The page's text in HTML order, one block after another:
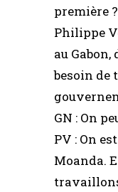
première ?
Philippe
au
besoin de
GN : On
PV : On
Moanda.